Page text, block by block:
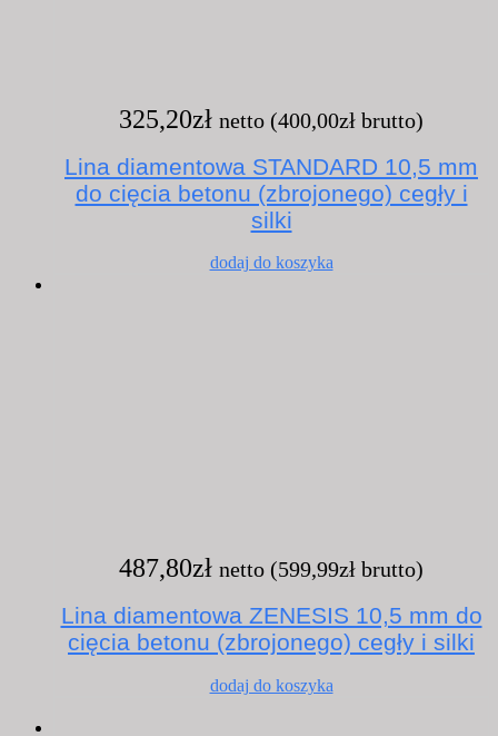
325,20zł netto (400,00zł brutto)
Lina diamentowa STANDARD 10,5 mm
do cięcia betonu (zbrojonego) cegły i
silki
dodaj do koszyka
487,80zł netto (599,99zł brutto)
Lina diamentowa ZENESIS 10,5 mm do
cięcia betonu (zbrojonego) cegły i silki
dodaj do koszyka